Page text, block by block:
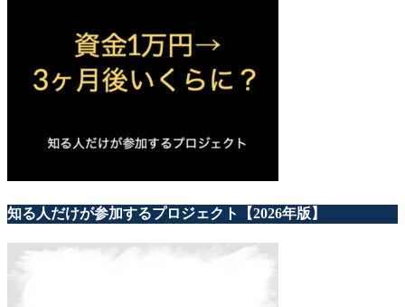
知る人だけが参加するプロジェクト【2026年版】